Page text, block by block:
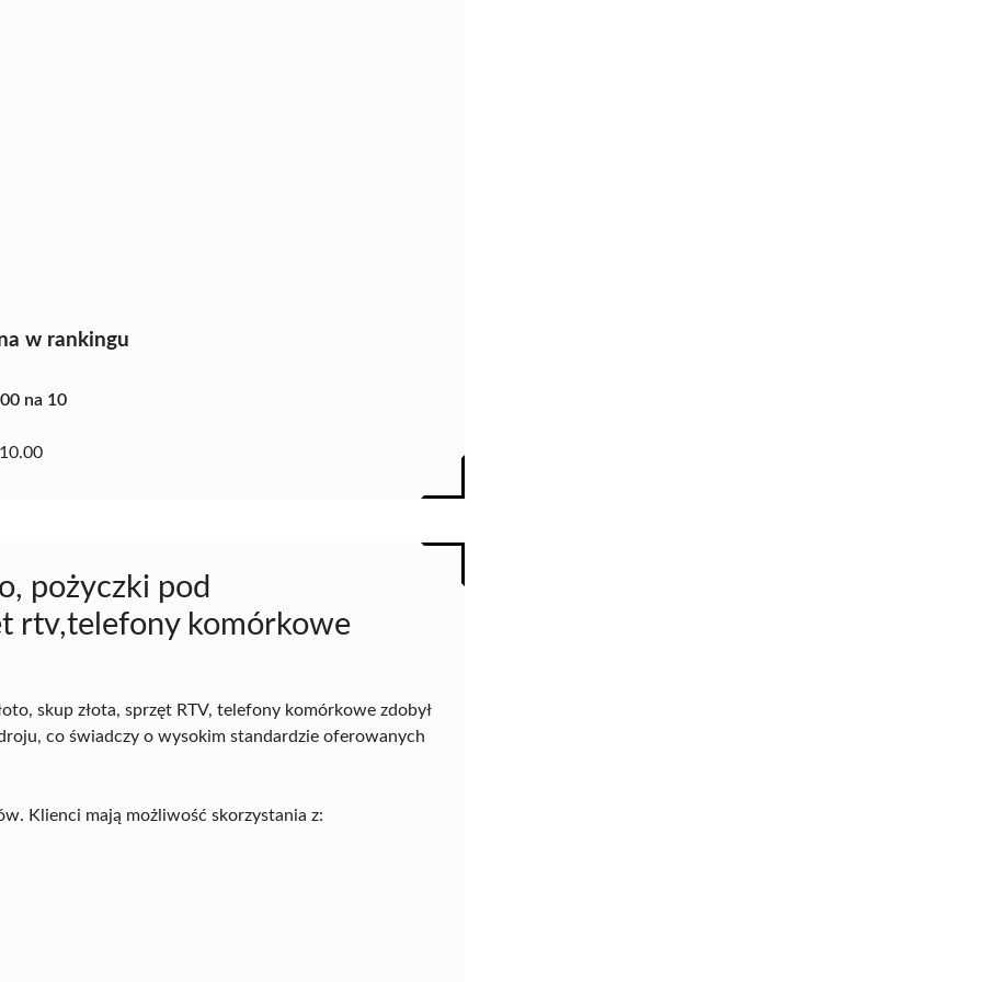
w rankingu
na 10
10.00
pożyczki pod
rtv,telefony komórkowe
skup złota, sprzęt RTV, telefony komórkowe zdobył
co świadczy o wysokim standardzie oferowanych
Klienci mają możliwość skorzystania z: